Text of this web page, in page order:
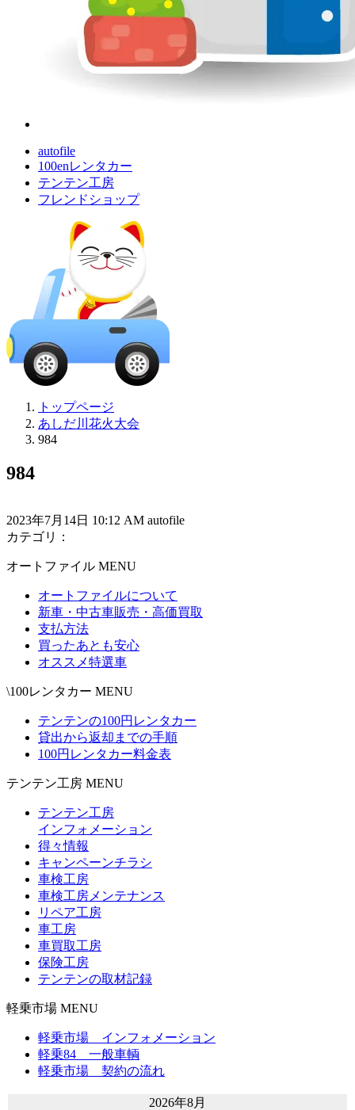
autofile
100enレンタカー
テンテン工房
フレンドショップ
トップページ
あしだ川花火大会
984
984
2023年7月14日 10:12 AM autofile
カテゴリ：
オートファイル MENU
オートファイルについて
新車・中古車販売・高価買取
支払方法
買ったあとも安心
オススメ特選車
\100レンタカー MENU
テンテンの100円レンタカー
貸出から返却までの手順
100円レンタカー料金表
テンテン工房 MENU
テンテン工房
インフォメーション
得々情報
キャンペーンチラシ
車検工房
車検工房メンテナンス
リペア工房
車工房
車買取工房
保険工房
テンテンの取材記録
軽乗市場 MENU
軽乗市場 インフォメーション
軽乗84 一般車輌
軽乗市場 契約の流れ
2026年8月